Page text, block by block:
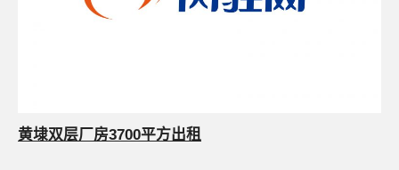
黄埭双层厂房3700平方出租